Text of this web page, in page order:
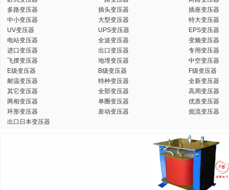
多路变压器
插头变压器
插座变压器
中小变压器
大型变压器
特大变压器
UV变压器
UPS变压器
EPS变压器
电站变压器
全波变压器
变频变压器
进口变压器
出口变压器
专用变压器
飞摆变压器
地埋变压器
中空变压器
E级变压器
B级变压器
F级变压器
耐温变压器
特种变压器
全新变压器
其它变压器
全部变压器
高周变压器
两相变压器
单圈变压器
优质变压器
环形变压器
差动变压器
扼流变压器
出口日本变压器